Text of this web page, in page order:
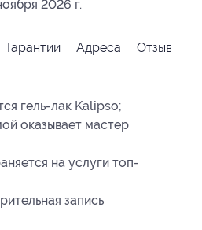
2026 г.
Гарантии Адреса Отзывы
гель-лак Kalipso;
оказывает мастер
на услуги топ-
запись